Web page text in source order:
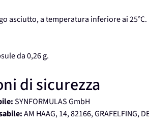
asciutto, a temperatura inferiore ai 25°C.
da 0,26 g.
di sicurezza
SYNFORMULAS GmbH
AM HAAG, 14, 82166, GRAFELFING,